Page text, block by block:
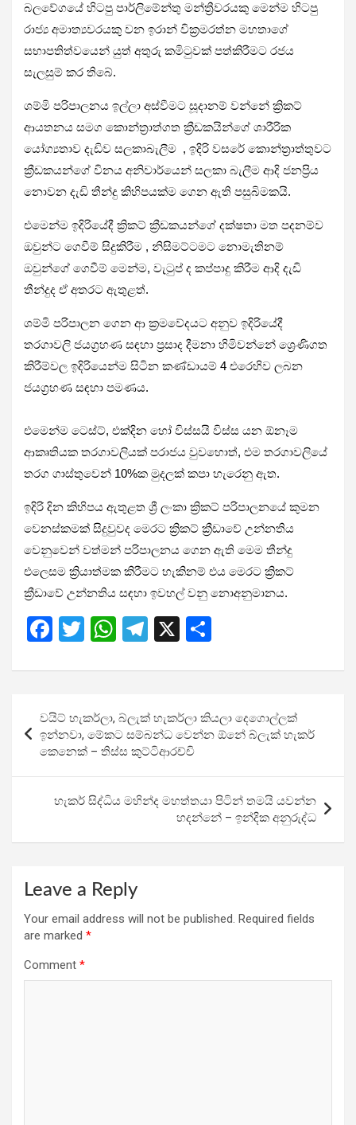
බලවේගයේ හිටපු පාර්ලිමේන්තු මන්ත්‍රීවරයකු මෙන්ම හිටපු
රාජ්‍ය අමාත්‍යවරයකු වන ඉරාන් වික්‍රමරත්න මහතාගේ
සභාපතිත්වයෙන් යුත් අතුරු කමිටුවක් පත්කිරීමට රජය
සැලසුම් කර තිබේ.
ශම්මි පරිපාලනය ඉල්ලා අස්වීමට සූදානම් වන්නේ ක්‍රිකට්
ආයතනය සමග කොන්ත්‍රාත්ගත ක්‍රීඩකයින්ගේ ශාරීරික
යෝග්‍යතාව දැඩිව සලකාබැලීම , ඉදිරි වසරේ කොන්ත්‍රාත්තුවට
ක්‍රීඩකයන්ගේ විනය අනිවාර්යෙන් සලකා බැලීම ආදි ජනප්‍රිය
නොවන දැඩි තීන්දු කිහිපයක්ම ගෙන ඇති පසුබිමකයි.
එමෙන්ම ඉදිරියේදී ක්‍රිකට් ක්‍රීඩකයන්ගේ දක්ෂතා මත පදනම්ව
ඔවුන්ට ගෙවීම් සිදුකිරීම , නිසිමට්ටමට නොමැතිනම්
ඔවුන්ගේ ගෙවීම් මෙන්ම, වැටුප් ද කප්පාදු කිරීම ආදි දැඩි
තීන්දුද ඒ අතරට ඇතුළත්.
ශම්මි පරිපාලන ගෙන ආ ක්‍රමවේදයට අනුව ඉදිරියේදී
තරගාවලි ජයග්‍රහණ සඳහා ප්‍රසාද දීමනා හිමිවන්නේ ශ්‍රෙණිගත
කිරීම්වල ඉදිරියෙන්ම සිටින කණ්ඩායම් 4 එරෙහිව ලබන
ජයග්‍රහණ සඳහා පමණය.
එමෙන්ම ටෙස්ට්, එක්දින හෝ විස්සයි විස්ස යන ඕනෑම
ආකෘතියක තරගාවලියක් පරාජය වුවහොත්, එම තරගාවලියේ
තරග ගාස්තුවෙන් 10%ක මුදලක් කපා හැරෙනු ඇත.
ඉදිරි දින කිහිපය ඇතුළත ශ්‍රී ලංකා ක්‍රිකට් පරිපාලනයේ කුමන
වෙනස්කමක් සිදුවුවද මෙරට ක්‍රිකට් ක්‍රීඩාවේ උන්නතිය
වෙනුවෙන් වත්මන් පරිපාලනය ගෙන ඇති මෙම තීන්දු
එලෙසම ක්‍රියාත්මක කිරීමට හැකිනම් එය මෙරට ක්‍රිකට්
ක්‍රීඩාවේ උන්නතිය සඳහා ඉවහල් වනු නොඅනුමානය.
F
ce
b
o
o
k
T
tt
er
W
at
s
A
p
p
T
e
gr
a
m
X
ar
navigation
වයිට් හැකර්ලා, බ්ලැක් හැකර්ලා කියලා දෙගොල්ලක්
ඉන්නවා, මේකට සම්බන්ධ වෙන්න ඕනේ බ්ලැක් හැකර්
කෙනෙක් – තිස්ස කුට්ටිආරච්චි
හැකර් සිද්ධිය මහින්ද මහත්තයා පිටින් තමයි යවන්න
හදන්නේ – ඉන්දික අනුරුද්ධ
Leave a Reply
Your email address will not be published. Required fields
are marked *
Comment *